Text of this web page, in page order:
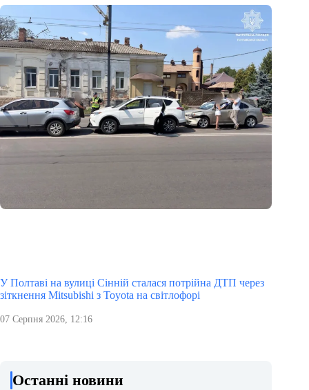
У Полтаві на вулиці Сінній сталася потрійна ДТП через
зіткнення Mitsubishi з Toyota на світлофорі
07 Серпня 2026, 12:16
Останні новини